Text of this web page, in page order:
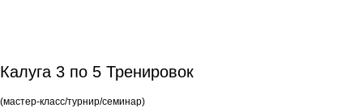
Калуга 3 по 5 Тренировок
(мастер-класс/турнир/семинар)